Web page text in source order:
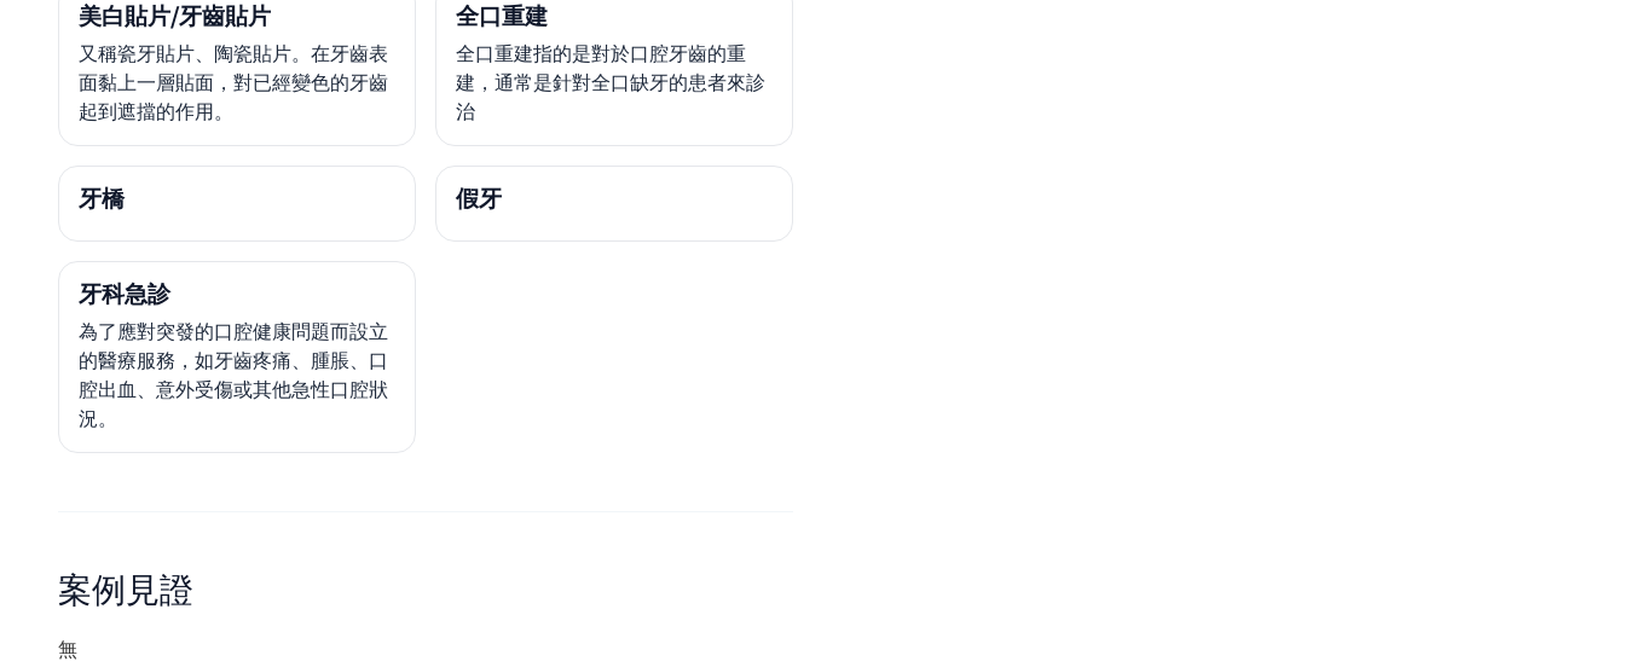
美白貼片/牙齒貼片
又稱瓷牙貼片、陶瓷貼片。在牙齒表
面黏上一層貼面，對已經變色的牙齒
起到遮擋的作用。
全口重建
全口重建指的是對於口腔牙齒的重
建，通常是針對全口缺牙的患者來診
治
牙橋 假牙
牙科急診
為了應對突發的口腔健康問題而設立
的醫療服務，如牙齒疼痛、腫脹、口
腔出血、意外受傷或其他急性口腔狀
況。
案例見證
無